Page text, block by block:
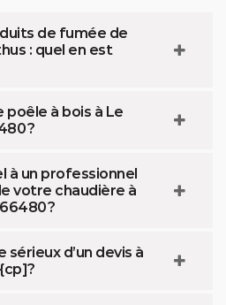
de fumée de
: quel en est
poêle à bois à Le
?
à un professionnel
votre chaudière à
?
d’un devis à